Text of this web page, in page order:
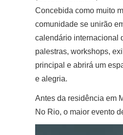
Concebida como muito
comunidade se unirão
calendário internacional
palestras, workshops,
principal e abrirá um
e alegria.
Antes da residência em
No Rio, o maior evento